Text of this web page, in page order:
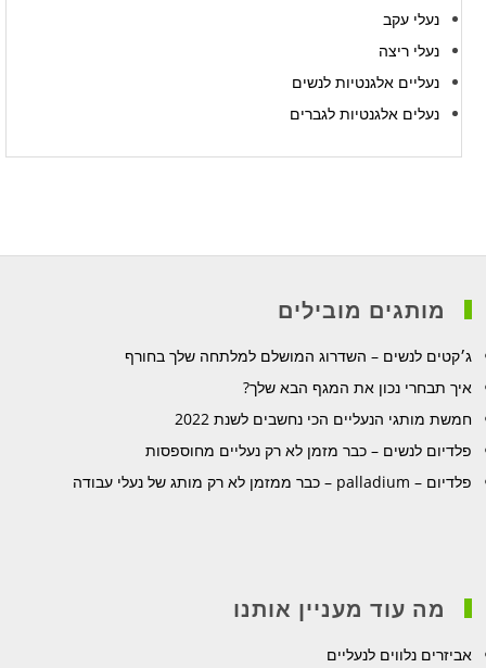
נעלי עקב
נעלי ריצה
נעליים אלגנטיות לנשים
נעלים אלגנטיות לגברים
מותגים מובילים
ג׳קטים לנשים – השדרוג המושלם למלתחה שלך בחורף
איך תבחרי נכון את המגף הבא שלך?
חמשת מותגי הנעליים הכי נחשבים לשנת 2022
פלדיום לנשים – כבר מזמן לא רק נעליים מחוספסות
פלדיום – palladium – כבר ממזמן לא רק מותג של נעלי עבודה
מה עוד מעניין אותנו
אביזרים נלווים לנעליים